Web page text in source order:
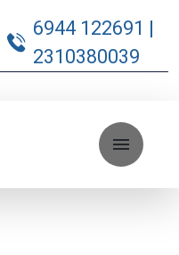
6944 122691 |
2310380039